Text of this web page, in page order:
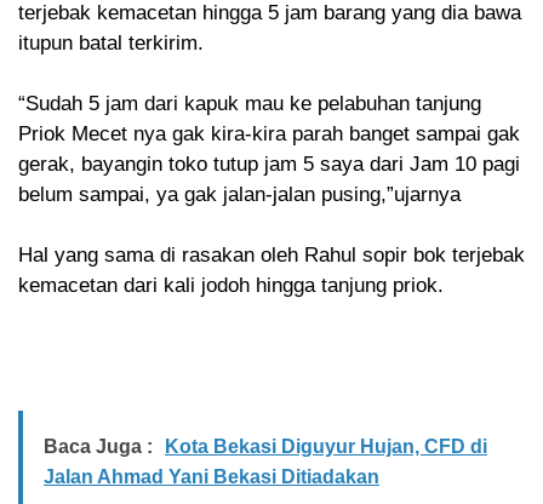
terjebak kemacetan hingga 5 jam barang yang dia bawa
itupun batal terkirim.
“Sudah 5 jam dari kapuk mau ke pelabuhan tanjung
Priok Mecet nya gak kira-kira parah banget sampai gak
gerak, bayangin toko tutup jam 5 saya dari Jam 10 pagi
belum sampai, ya gak jalan-jalan pusing,”ujarnya
Hal yang sama di rasakan oleh Rahul sopir bok terjebak
kemacetan dari kali jodoh hingga tanjung priok.
Baca Juga :
Kota Bekasi Diguyur Hujan, CFD di
Jalan Ahmad Yani Bekasi Ditiadakan